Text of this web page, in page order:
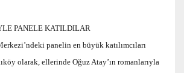
PANELE KATILDILAR
panelin en büyük katılımcıları
olarak, ellerinde Oğuz Atay’ın romanlarıyla